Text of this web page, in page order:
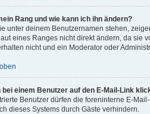
Rang und wie kann ich ihn ändern?
unter deinem Benutzernamen stehen,
eines Ranges nicht direkt ändern, da sie
nicht und ein Moderator oder
bei einem Benutzer auf den E-Mail-Link
Benutzer dürfen die foreninterne E-
dieses Systems durch Gäste verhindern.